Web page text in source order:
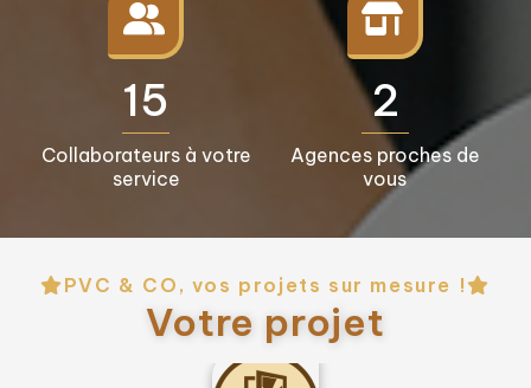
16+
Collaborateurs à votre
service
3+
Agences proches de
vous
PVC & CO, vos projets sur mesure !
Votre projet